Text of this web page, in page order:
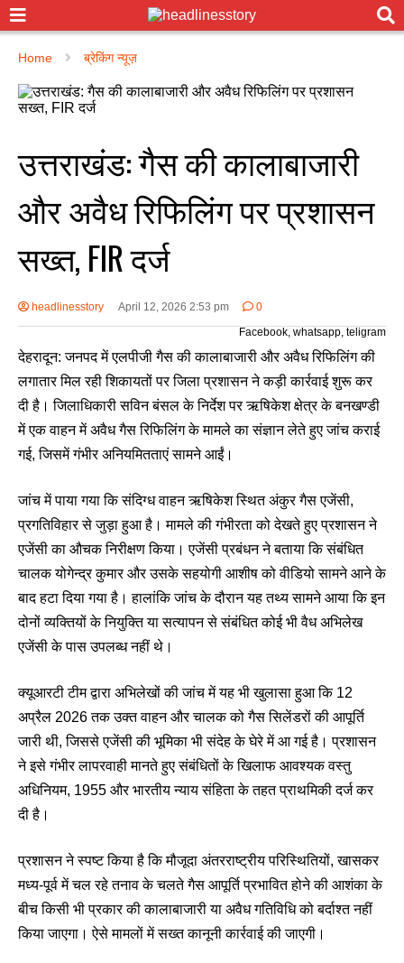
Home ब्रेकिंग न्यूज़
उत्तराखंड: गैस की कालाबाजारी
और अवैध रिफिलिंग पर प्रशासन
सख्त, FIR दर्ज
headlinesstory April 12, 2026 2:53 pm
0
Facebook, whatsapp, teligram
देहरादून: जनपद में एलपीजी गैस की कालाबाजारी और अवैध रिफिलिंग की
लगातार मिल रही शिकायतों पर जिला प्रशासन ने कड़ी कार्रवाई शुरू कर
दी है। जिलाधिकारी सविन बंसल के निर्देश पर ऋषिकेश क्षेत्र के बनखण्डी
में एक वाहन में अवैध गैस रिफिलिंग के मामले का संज्ञान लेते हुए जांच कराई
गई, जिसमें गंभीर अनियमितताएं सामने आईं।
जांच में पाया गया कि संदिग्ध वाहन ऋषिकेश स्थित अंकुर गैस एजेंसी,
प्रगतिविहार से जुड़ा हुआ है। मामले की गंभीरता को देखते हुए प्रशासन ने
एजेंसी का औचक निरीक्षण किया। एजेंसी प्रबंधन ने बताया कि संबंधित
चालक योगेन्द्र कुमार और उसके सहयोगी आशीष को वीडियो सामने आने के
बाद हटा दिया गया है। हालांकि जांच के दौरान यह तथ्य सामने आया कि इन
दोनों व्यक्तियों के नियुक्ति या सत्यापन से संबंधित कोई भी वैध अभिलेख
एजेंसी के पास उपलब्ध नहीं थे।
क्यूआरटी टीम द्वारा अभिलेखों की जांच में यह भी खुलासा हुआ कि 12
अप्रैल 2026 तक उक्त वाहन और चालक को गैस सिलेंडरों की आपूर्ति
जारी थी, जिससे एजेंसी की भूमिका भी संदेह के घेरे में आ गई है। प्रशासन
ने इसे गंभीर लापरवाही मानते हुए संबंधितों के खिलाफ आवश्यक वस्तु
अधिनियम, 1955 और भारतीय न्याय संहिता के तहत प्राथमिकी दर्ज कर
दी है।
प्रशासन ने स्पष्ट किया है कि मौजूदा अंतरराष्ट्रीय परिस्थितियों, खासकर
मध्य-पूर्व में चल रहे तनाव के चलते गैस आपूर्ति प्रभावित होने की आशंका के
बीच किसी भी प्रकार की कालाबाजारी या अवैध गतिविधि को बर्दाश्त नहीं
किया जाएगा। ऐसे मामलों में सख्त कानूनी कार्रवाई की जाएगी।